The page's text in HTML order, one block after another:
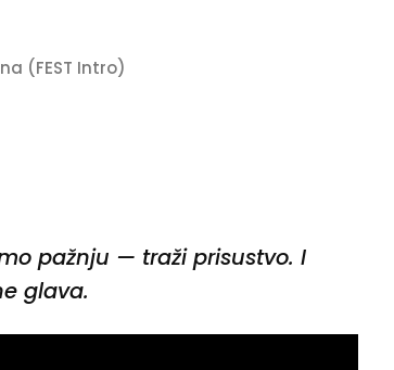
(FEST Intro)
pažnju — traži prisustvo. I
glava.